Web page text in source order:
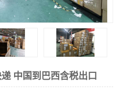
中国到巴西含税出口